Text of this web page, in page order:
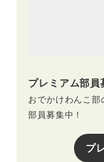
プレミアム部員
おでかけわんこ
部員募集中！
プ